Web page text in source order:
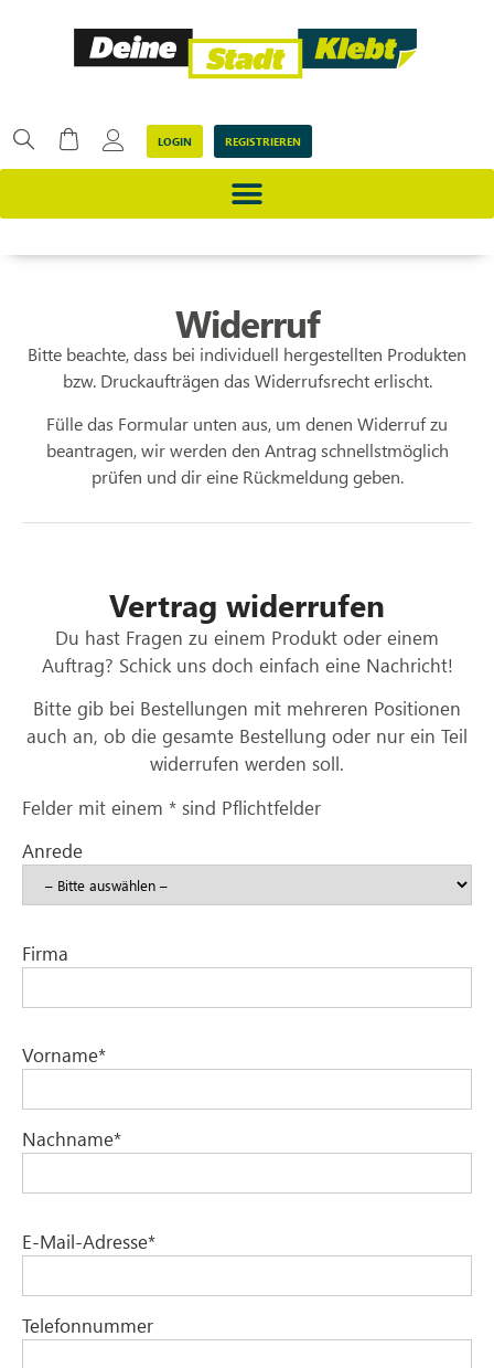
LOGIN REGISTRIEREN
Widerruf
Bitte beachte, dass bei individuell hergestellten Produkten
bzw. Druckaufträgen das Widerrufsrecht erlischt.
Fülle das Formular unten aus, um denen Widerruf zu
beantragen, wir werden den Antrag schnellstmöglich
prüfen und dir eine Rückmeldung geben.
Vertrag widerrufen
Du hast Fragen zu einem Produkt oder einem
Auftrag? Schick uns doch einfach eine Nachricht!
Bitte gib bei Bestellungen mit mehreren Positionen
auch an, ob die gesamte Bestellung oder nur ein Teil
widerrufen werden soll.
Felder mit einem * sind Pflichtfelder
Anrede
Firma
Vorname*
Nachname*
E-Mail-Adresse*
Telefonnummer